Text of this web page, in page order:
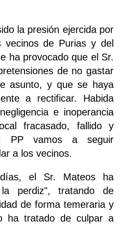
la presión ejercida por
vecinos de Purias y del
ha provocado que el Sr.
de no gastar
asunto, y que se haya
a rectificar. Habida
e inoperancia
fracasado, fallido y
PP vamos a seguir
a los vecinos.
el Sr. Mateos ha
perdiz", tratando de
de forma temeraria y
ha tratado de culpar a